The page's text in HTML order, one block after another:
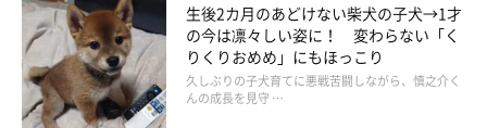
https://www.instagram.com/p/B4Kd1ytBkU7/
味噌ちゃん、「新たなお友達」
生後2カ月のあどけない柴犬の子犬→1才
の今は凛々しい姿に！ 変わらない「く
りくりおめめ」にもほっこり
久しぶりの子犬育てに悪戦苦闘しながら、慎之介く
んの成長を見守 …